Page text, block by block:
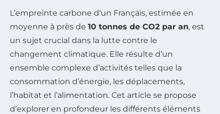
L’empreinte carbone d’un Français, estimée en
moyenne à près de 10 tonnes de CO2 par an, est
un sujet crucial dans la lutte contre le
changement climatique. Elle résulte d’un
ensemble complexe d’activités telles que la
consommation d’énergie, les déplacements,
l’habitat et l’alimentation. Cet article se propose
d’explorer en profondeur les différents éléments